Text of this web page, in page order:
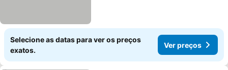
Selecione as datas para ver os preços
exatos.
Ver preços